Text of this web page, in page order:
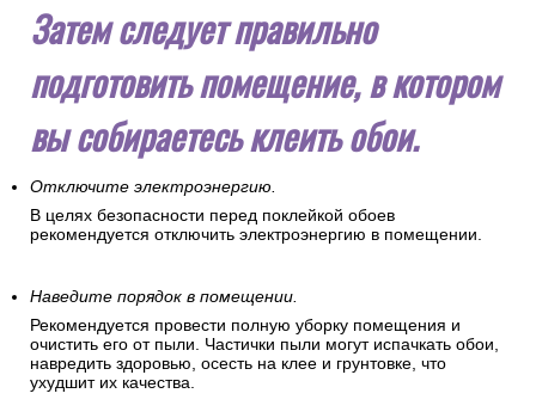
Затем следует правильно
подготовить помещение, в котором
вы собираетесь клеить обои.
Отключите электроэнергию.
В целях безопасности перед поклейкой обоев
рекомендуется отключить электроэнергию в помещении.
Наведите порядок в помещении.
Рекомендуется провести полную уборку помещения и
очистить его от пыли. Частички пыли могут испачкать обои,
навредить здоровью, осесть на клее и грунтовке, что
ухудшит их качества.